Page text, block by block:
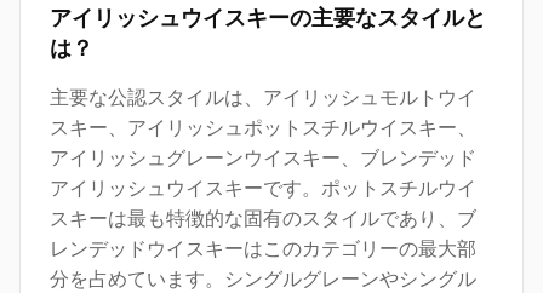
アイリッシュウイスキーの主要なスタイルと
は？
主要な公認スタイルは、アイリッシュモルトウイ
スキー、アイリッシュポットスチルウイスキー、
アイリッシュグレーンウイスキー、ブレンデッド
アイリッシュウイスキーです。ポットスチルウイ
スキーは最も特徴的な固有のスタイルであり、ブ
レンデッドウイスキーはこのカテゴリーの最大部
分を占めています。シングルグレーンやシングル